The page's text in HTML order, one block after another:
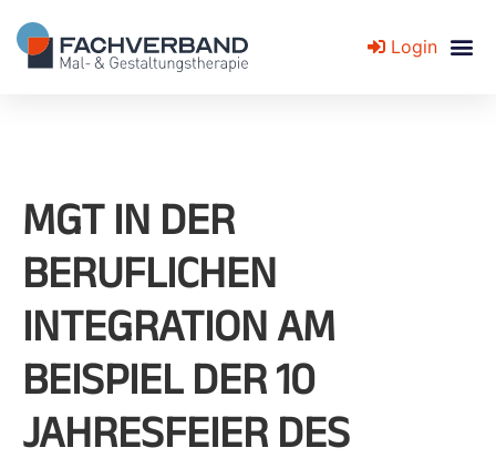
Login
MGT IN DER
BERUFLICHEN
INTEGRATION AM
BEISPIEL DER 10
JAHRESFEIER DES